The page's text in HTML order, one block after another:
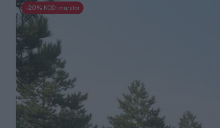
-20% KOD: murator